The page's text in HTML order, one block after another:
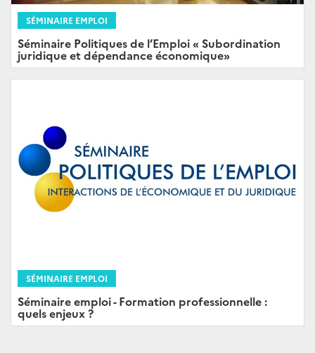
SÉMINAIRE EMPLOI
Séminaire Politiques de l’Emploi « Subordination
juridique et dépendance économique»
SÉMINAIRE EMPLOI
Séminaire emploi - Formation professionnelle :
quels enjeux ?